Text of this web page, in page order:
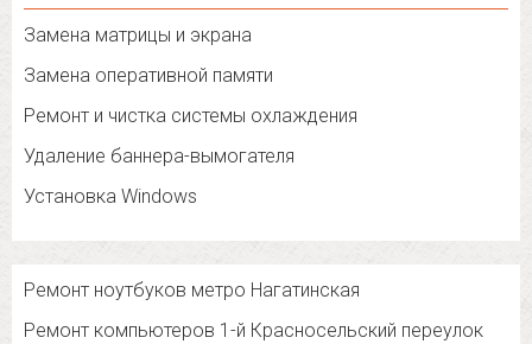
Замена матрицы и экрана
Замена оперативной памяти
Ремонт и чистка системы охлаждения
Удаление баннера-вымогателя
Установка Windows
Ремонт ноутбуков метро Нагатинская
Ремонт компьютеров 1-й Красносельский переулок